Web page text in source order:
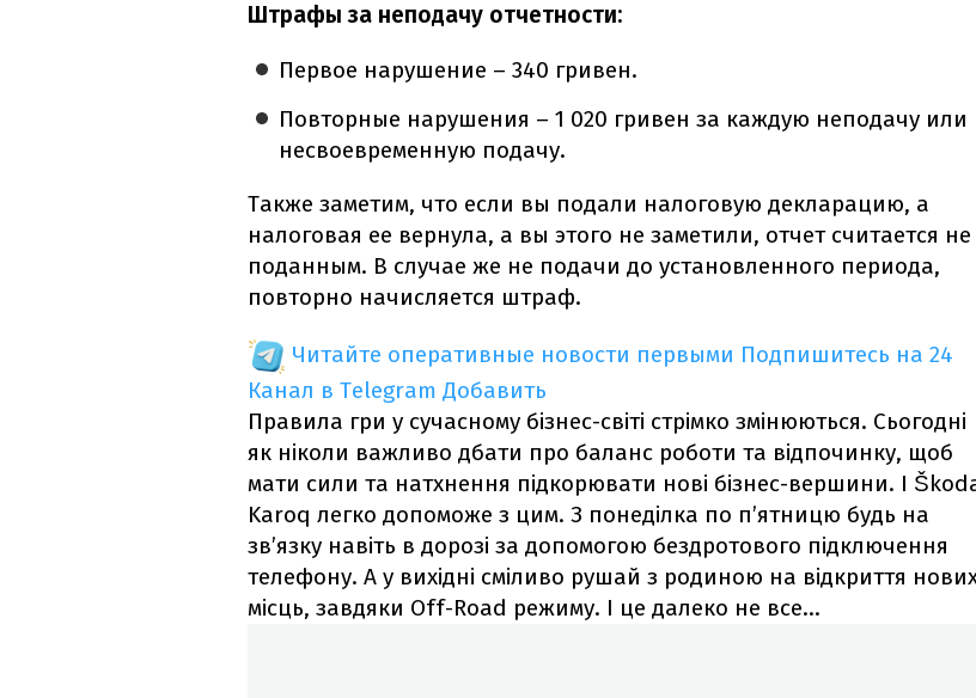
Штрафы за неподачу отчетности:
Первое нарушение – 340 гривен.
Повторные нарушения – 1 020 гривен за каждую неподачу или
несвоевременную подачу.
Также заметим, что если вы подали налоговую декларацию, а
налоговая ее вернула, а вы этого не заметили, отчет считается не
поданным. В случае же не подачи до установленного периода,
повторно начисляется штраф.
Читайте оперативные новости первыми Подпишитесь на 24
Канал в Telegram Добавить
Правила гри у сучасному бізнес-світі стрімко змінюються. Сьогодні
як ніколи важливо дбати про баланс роботи та відпочинку, щоб
мати сили та натхнення підкорювати нові бізнес-вершини. І
Karoq легко допоможе з цим. З понеділка по п’ятницю будь на
зв’язку навіть в дорозі за допомогою бездротового підключення
телефону. А у вихідні сміливо рушай з родиною на відкриття
місць, завдяки Off-Road режиму. І це далеко не все…